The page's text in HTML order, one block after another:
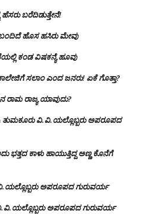
ಬರೆದಿಡುತ್ತೇನೆ!
ಹೊಸ ಹಸಿರು ಮೇವು
ಕಂಡ ವಿಷಕನ್ಯೆ ಹೂವು
ಸಲಾಂ‌ ಎಂದ ಜನರು! ಏಕೆ ಗೊತ್ತಾ?
ರಾಮ ರಾಜ್ಯ ಯಾವುದು?
ತುಮಕೂರು‌ ವಿ.ವಿ.ಯಲ್ಲೊಬ್ಬರು ಅಪರೂಪದ
ಭತ್ತದ ಕಾಳು ಹಾಯುತ್ತಿದ್ದ ಅಣ್ಣ ಕೊನೆಗೆ
ಅಪರೂಪದ ಗುರುವರ್ಯ
ಅಪರೂಪದ ಗುರುವರ್ಯ